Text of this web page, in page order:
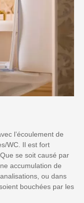
l’écoulement de
WC. Il est fort
se soit causé par
accumulation de
ou dans
bouchées par les